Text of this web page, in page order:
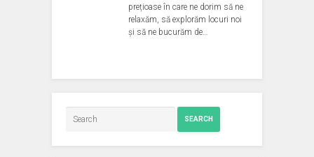
prețioase în care ne dorim să ne
relaxăm, să explorăm locuri noi
și să ne bucurăm de…
SEARCH